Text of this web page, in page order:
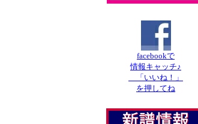
facebookで
情報キャッチ♪
「いいね！」
を押してね